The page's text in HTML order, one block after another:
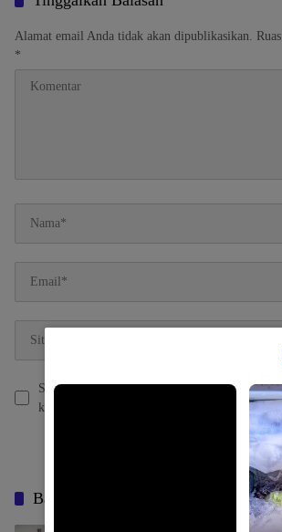
Alamat email Anda tidak akan dipublikasikan.
*
Simpan nama, email, dan situs web saya pada
komentar saya berikutnya.
Baca Juga